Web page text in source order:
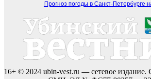
Прогноз погоды в Санкт-Петербурге
16+ © 2024 ubin-vest.ru — сетевое издание.